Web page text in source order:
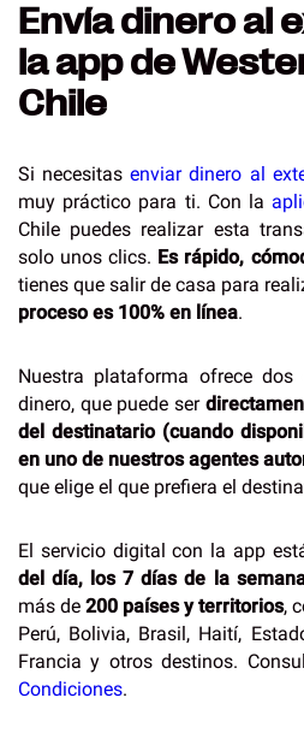
Envía dinero al
la app de
Chile
Si necesitasenviar dinero al
muy práctico para ti. Con la
Chile puedes realizar esta
solo unos clics. Es rápido,
tienes que salir de casa para
proceso es 100% en línea.
Nuestra plataforma ofrece
dinero, que puede ser
del destinatario (cuando
en uno de nuestros agentes
que elige el que prefiera el
El servicio digital con la app
del día, los 7 días de la
más de 200 países y territorios,
Perú, Bolivia, Brasil, Haití,
Francia y otros destinos.
Condiciones.